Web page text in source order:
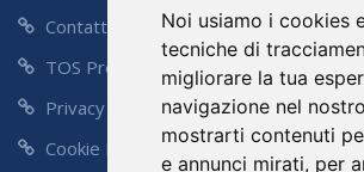
Noi usiamo i cookies
tecniche di
migliorare la tua
navigazione nel
mostrarti contenuti
e annunci mirati, per
Contatti
TOS Preventivo
Privacy Policy
Cookie Policy